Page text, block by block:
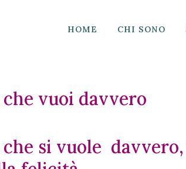
HOME CHI SONO
vuoi davvero
si vuole